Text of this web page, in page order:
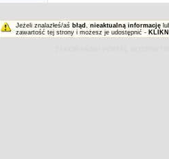
Jeżeli znalazłeś/aś błąd , nieaktualną informację
zawartość tej strony i możesz je udostępnić -